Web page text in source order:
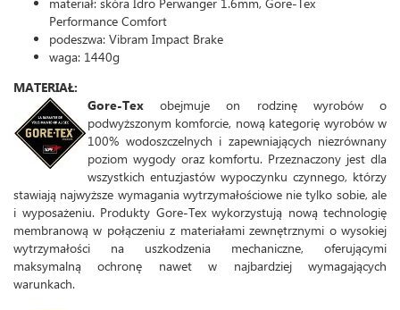
Performance Comfort
podeszwa: Vibram Impact Brake
waga: 1440g
MATERIAŁ:
Gore-Tex obejmuje on rodzinę wyrobów o
podwyższonym komforcie, nową kategorię wyrobów w
100% wodoszczelnych i zapewniających niezrównany
poziom wygody oraz komfortu. Przeznaczony jest dla
wszystkich entuzjastów wypoczynku czynnego, którzy
stawiają najwyższe wymagania wytrzymałościowe nie tylko sobie, ale
i wyposażeniu. Produkty Gore-Tex wykorzystują nową technologię
membranową w połączeniu z materiałami zewnętrznymi o wysokiej
wytrzymałości na uszkodzenia mechaniczne, oferującymi
maksymalną ochronę nawet w najbardziej wymagających
warunkach.